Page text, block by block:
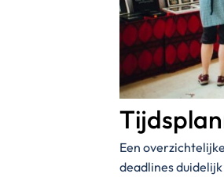
Een
deadlines